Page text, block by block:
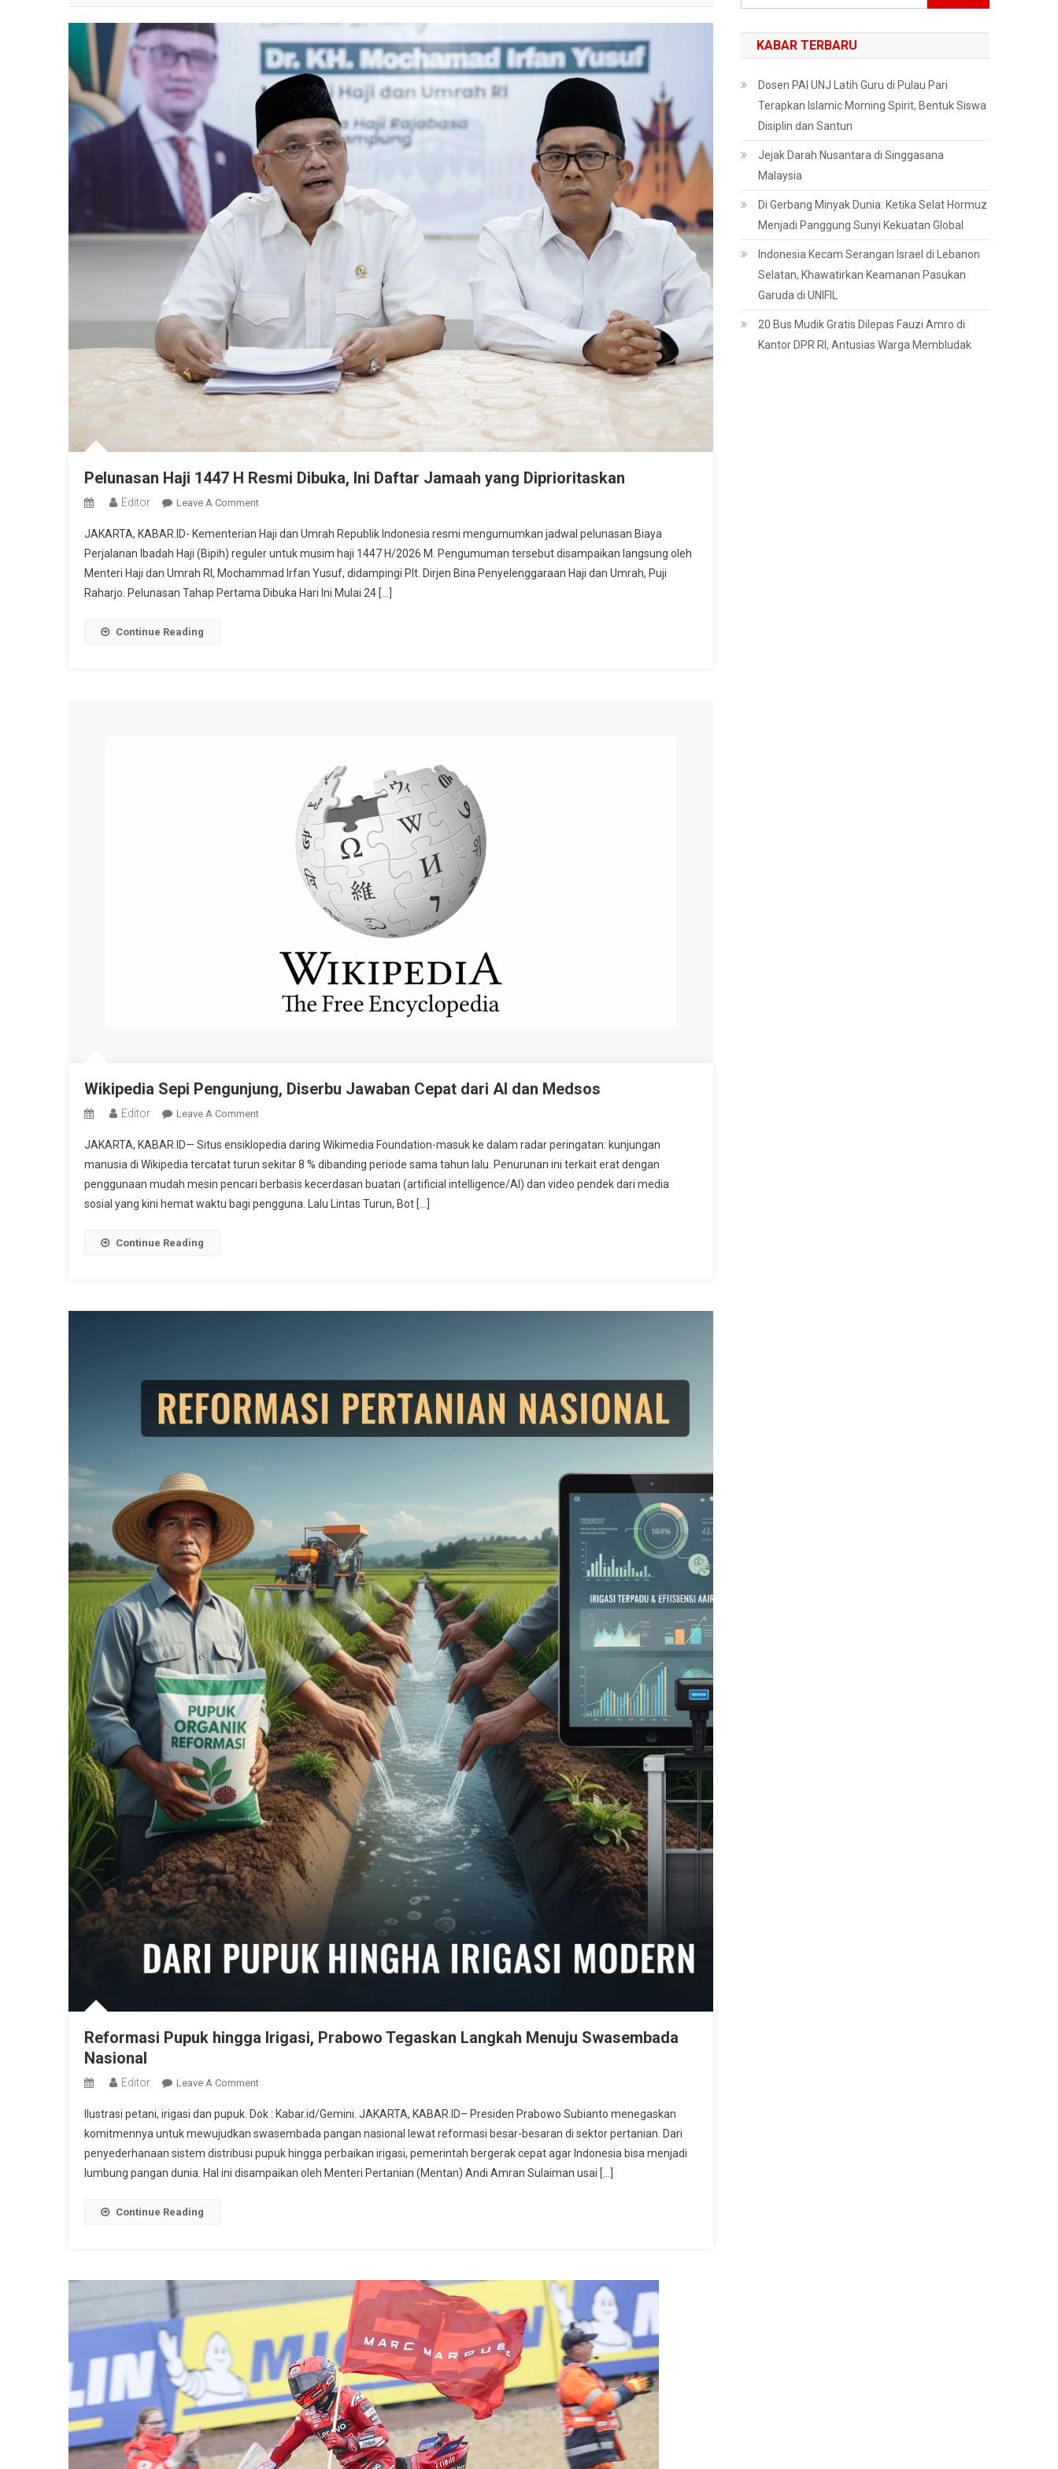
Pelunasan Haji 1447 H Resmi Dibuka, Ini Daftar Jamaah yang Diprioritaskan
Editor Leave A CommentOn
Haji
1447
H
Resmi
JAKARTA, KABAR.ID- Kementerian Haji dan Umrah Republik Indonesia resmi mengumumkan jadwal pelunasan Biaya
Perjalanan Ibadah Haji (Bipih) reguler untuk musim haji 1447 H/2026 M. Pengumuman tersebut disampaikan langsung oleh
Menteri Haji dan Umrah RI, Mochammad Irfan Yusuf, didampingi Plt. Dirjen Bina Penyelenggaraan Haji dan Umrah, Puji
Raharjo. Pelunasan Tahap Pertama Dibuka Hari Ini Mulai 24 […]
Continue Reading
Wikipedia Sepi Pengunjung, Diserbu Jawaban Cepat dari AI dan Medsos
Editor Leave A CommentOn
Sepi
Pengunjung,
Diserbu
Jawaban
JAKARTA, KABAR.ID— Situs ensiklopedia daring Wikimedia Foundation-masuk ke dalam radar peringatan: kunjungan
manusia di Wikipedia tercatat turun sekitar 8 % dibanding periode sama tahun lalu. Penurunan ini terkait erat dengan
penggunaan mudah mesin pencari berbasis kecerdasan buatan (artificial intelligence/AI) dan video pendek dari media
sosial yang kini hemat waktu bagi pengguna. Lalu Lintas Turun, Bot […]
Continue Reading
Reformasi Pupuk hingga Irigasi, Prabowo Tegaskan Langkah Menuju Swasembada
Nasional
Editor Leave A CommentOn
Pupuk
Hingga
Irigasi,
Prabowo
Ilustrasi petani, irigasi dan pupuk. Dok : Kabar.id/Gemini. JAKARTA, KABAR.ID– Presiden Prabowo Subianto menegaskan
komitmennya untuk mewujudkan swasembada pangan nasional lewat reformasi besar-besaran di sektor pertanian. Dari
penyederhanaan sistem distribusi pupuk hingga perbaikan irigasi, pemerintah bergerak cepat agar Indonesia bisa menjadi
lumbung pangan dunia. Hal ini disampaikan oleh Menteri Pertanian (Mentan) Andi Amran Sulaiman usai […]
Continue Reading
untuk:
KABAR TERBARU
Dosen PAI UNJ Latih Guru di Pulau Pari
Terapkan Islamic Morning Spirit, Bentuk Siswa
Disiplin dan Santun
Jejak Darah Nusantara di Singgasana
Malaysia
Di Gerbang Minyak Dunia: Ketika Selat Hormuz
Menjadi Panggung Sunyi Kekuatan Global
Indonesia Kecam Serangan Israel di Lebanon
Selatan, Khawatirkan Keamanan Pasukan
Garuda di UNIFIL
20 Bus Mudik Gratis Dilepas Fauzi Amro di
Kantor DPR RI, Antusias Warga Membludak